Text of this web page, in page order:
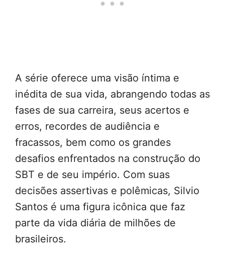
A série oferece uma visão íntima e
inédita de sua vida, abrangendo todas as
fases de sua carreira, seus acertos e
erros, recordes de audiência e
fracassos, bem como os grandes
desafios enfrentados na construção do
SBT e de seu império. Com suas
decisões assertivas e polêmicas, Silvio
Santos é uma figura icônica que faz
parte da vida diária de milhões de
brasileiros.